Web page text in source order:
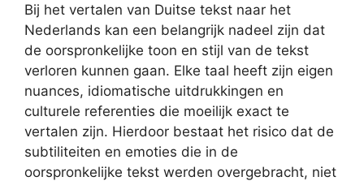
Bij het vertalen van Duitse tekst naar het
Nederlands kan een belangrijk nadeel zijn dat
de oorspronkelijke toon en stijl van de tekst
verloren kunnen gaan. Elke taal heeft zijn eigen
nuances, idiomatische uitdrukkingen en
culturele referenties die moeilijk exact te
vertalen zijn. Hierdoor bestaat het risico dat de
subtiliteiten en emoties die in de
oorspronkelijke tekst werden overgebracht, niet